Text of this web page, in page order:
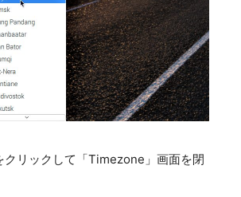
クリックして「Timezone」画面を閉